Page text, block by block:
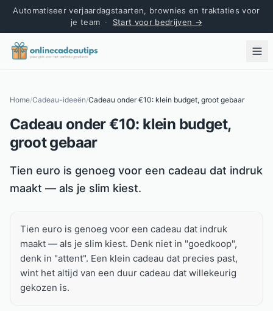
Automatiseer verjaardagstaarten, brownies en traktaties voor
je team · Start voor bedrijven →
Home/Cadeau-ideeën/Cadeau onder €10: klein budget, groot gebaar
Cadeau onder €10: klein budget,
groot gebaar
Kort antwoord
Tien euro is genoeg voor een cadeau dat indruk
maakt — als je slim kiest.
Tien euro is genoeg voor een cadeau dat indruk
maakt — als je slim kiest. Denk niet in "goedkoop",
denk in "attent". Een klein cadeau dat precies past,
wint het altijd van een duur cadeau dat willekeurig
gekozen is.